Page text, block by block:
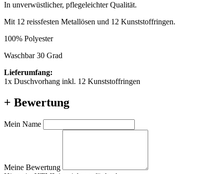
In unverwüstlicher, pflegeleichter Qualität.
Mit 12 reissfesten Metallösen und 12 Kunststoffringen.
100% Polyester
Waschbar 30 Grad
Lieferumfang:
1x Duschvorhang inkl. 12 Kunststoffringen
+ Bewertung
Mein Name
Meine Bewertung